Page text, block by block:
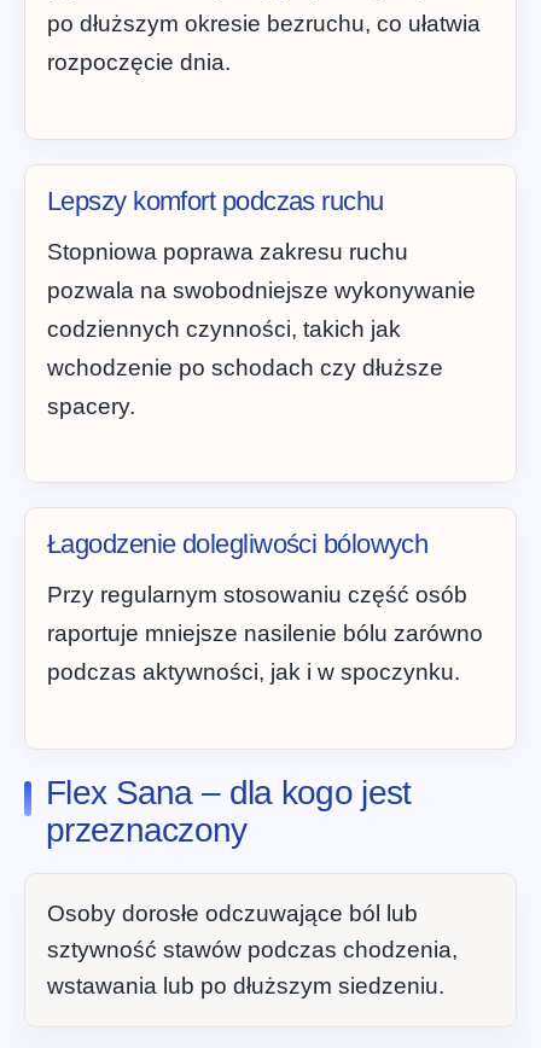
po dłuższym okresie bezruchu, co ułatwia
rozpoczęcie dnia.
Lepszy komfort podczas ruchu
Stopniowa poprawa zakresu ruchu
pozwala na swobodniejsze wykonywanie
codziennych czynności, takich jak
wchodzenie po schodach czy dłuższe
spacery.
Łagodzenie dolegliwości bólowych
Przy regularnym stosowaniu część osób
raportuje mniejsze nasilenie bólu zarówno
podczas aktywności, jak i w spoczynku.
Flex Sana – dla kogo jest
przeznaczony
Osoby dorosłe odczuwające ból lub
sztywność stawów podczas chodzenia,
wstawania lub po dłuższym siedzeniu.